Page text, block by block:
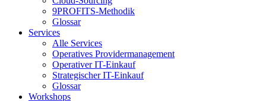
9PROFITS-Methodik
Glossar
Services
Alle Services
Operatives Providermanagement
Operativer IT-Einkauf
Strategischer IT-Einkauf
Glossar
Workshops